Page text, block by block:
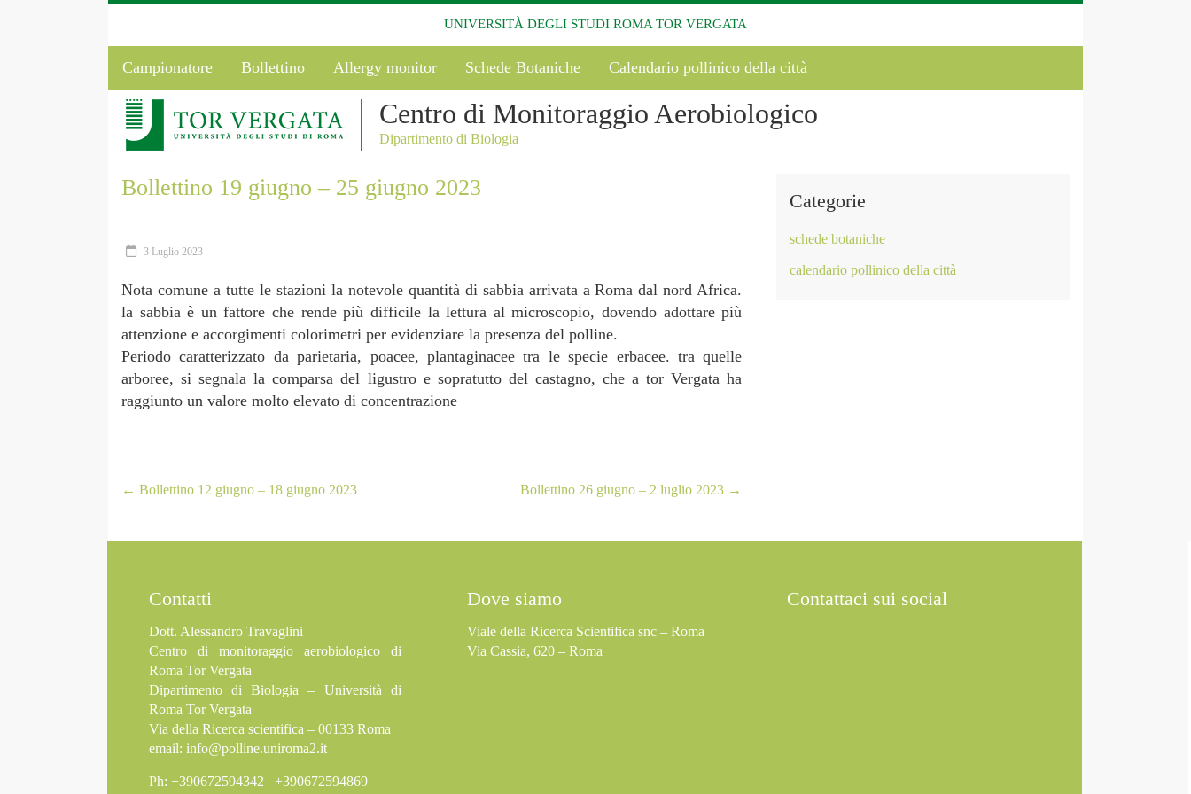
UNIVERSITÀ DEGLI STUDI ROMA TOR VERGATA
Campionatore Bollettino Allergy monitor Schede Botaniche Calendario pollinico della città
Centro di Monitoraggio Aerobiologico
Dipartimento di Biologia
Bollettino 19 giugno – 25 giugno 2023
3 Luglio 2023
Nota comune a tutte le stazioni la notevole quantità di sabbia arrivata a Roma dal nord Africa.
la sabbia è un fattore che rende più difficile la lettura al microscopio, dovendo adottare più
attenzione e accorgimenti colorimetri per evidenziare la presenza del polline.
Periodo caratterizzato da parietaria, poacee, plantaginacee tra le specie erbacee. tra quelle
arboree, si segnala la comparsa del ligustro e sopratutto del castagno, che a tor Vergata ha
raggiunto un valore molto elevato di concentrazione
← Bollettino 12 giugno – 18 giugno 2023 Bollettino 26 giugno – 2 luglio 2023 →
Categorie
schede botaniche
calendario pollinico della città
Contatti
Dott. Alessandro Travaglini
Centro di monitoraggio aerobiologico di
Roma Tor Vergata
Dipartimento di Biologia – Università di
Roma Tor Vergata
Via della Ricerca scientifica – 00133 Roma
email: info@polline.uniroma2.it
Ph: +390672594342 +390672594869
Dove siamo
Viale della Ricerca Scientifica snc – Roma
Via Cassia, 620 – Roma
Contattaci sui social